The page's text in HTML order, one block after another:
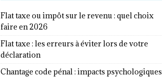
Flat taxe ou impôt sur le revenu : quel choix
faire en 2026
Flat taxe : les erreurs à éviter lors de votre
déclaration
Chantage code pénal : impacts psychologiques